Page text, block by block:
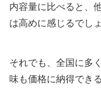
内容量に比べると、
は高めに感じるでしょ
それでも、全国に多
味も価格に納得でき